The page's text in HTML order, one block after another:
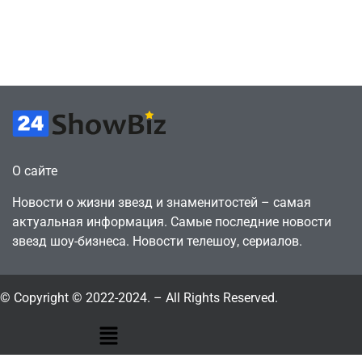
О сайте
Новости о жизни звезд и знаменитостей – самая
актуальная информация. Самые последние новости
звезд шоу-бизнеса. Новости телешоу, сериалов.
© Copyright © 2022-2024. – All Rights Reserved.